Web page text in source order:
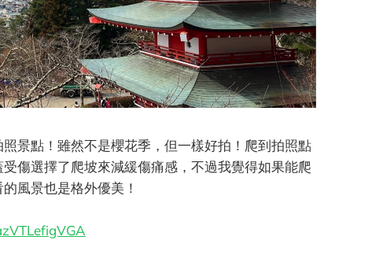
景點！雖然不是櫻花季，但一樣好拍！爬到拍照點
傷選擇了爬坡來減緩傷痛感，不過我覺得如果能爬
風景也是格外優美！